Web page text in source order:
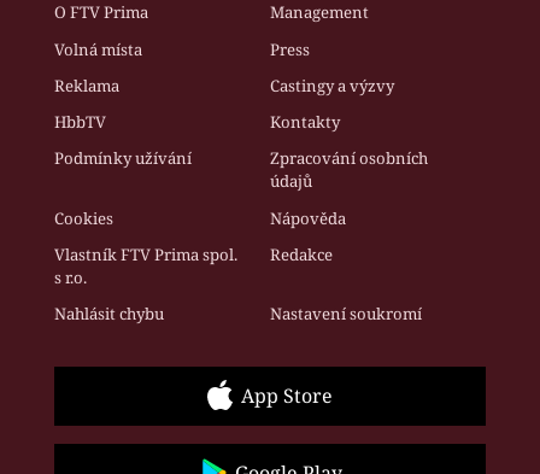
O FTV Prima
Management
Volná místa
Press
Reklama
Castingy a výzvy
HbbTV
Kontakty
Podmínky užívání
Zpracování osobních
údajů
Cookies
Nápověda
Vlastník FTV Prima spol.
s r.o.
Redakce
Nahlásit chybu Nastavení soukromí
App Store